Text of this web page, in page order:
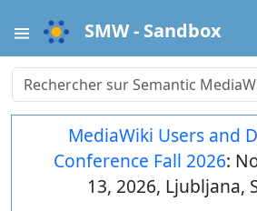
SMW - Sandbox
MediaWiki Users and
Conference Fall 2026:
13, 2026, Ljubljana,